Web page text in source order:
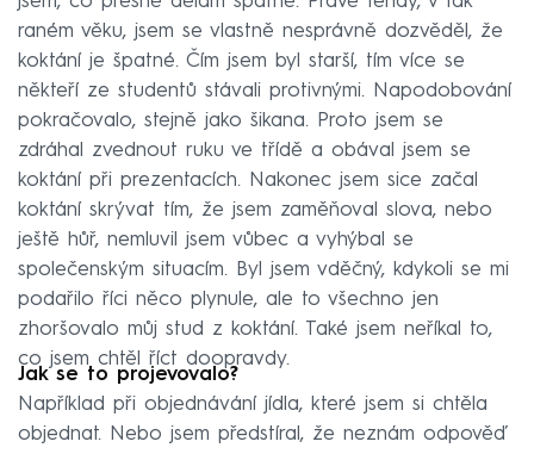
raném věku, jsem se vlastně nesprávně dozvěděl, že
koktání je špatné. Čím jsem byl starší, tím více se
někteří ze studentů stávali protivnými. Napodobování
pokračovalo, stejně jako šikana. Proto jsem se
zdráhal zvednout ruku ve třídě a obával jsem se
koktání při prezentacích. Nakonec jsem sice začal
koktání skrývat tím, že jsem zaměňoval slova, nebo
ještě hůř, nemluvil jsem vůbec a vyhýbal se
společenským situacím. Byl jsem vděčný, kdykoli se mi
podařilo říci něco plynule, ale to všechno jen
zhoršovalo můj stud z koktání. Také jsem neříkal to,
co jsem chtěl říct doopravdy.
Jak se to projevovalo?
Například při objednávání jídla, které jsem si chtěla
objednat. Nebo jsem předstíral, že neznám odpověď